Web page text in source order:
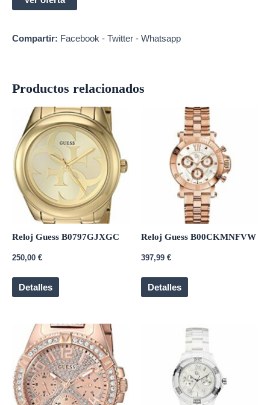
Compartir: Facebook - Twitter - Whatsapp
Productos relacionados
Reloj Guess B0797GJXGC
250,00 €
Detalles
Reloj Guess B00CKMNFVW
397,99 €
Detalles